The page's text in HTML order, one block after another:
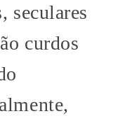
seculares
curdos